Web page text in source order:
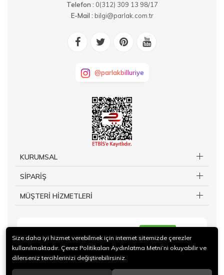
Telefon : 0(312) 309 13 98/17
E-Mail : bilgi@parlak.com.tr
@parlakbilluriye
KURUMSAL
SİPARİŞ
MÜŞTERİ HİZMETLERİ
Size daha iyi hizmet verebilmek için internet sitemizde çerezler
kullanılmaktadır. Çerez Politikaları Aydınlatma Metni’ni okuyabilir ve
dilerseniz tercihlerinizi değiştirebilirsiniz.